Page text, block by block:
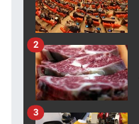
2
3